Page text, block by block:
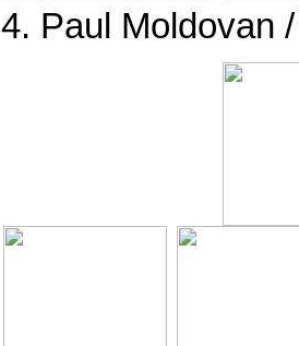
4. Paul Moldovan